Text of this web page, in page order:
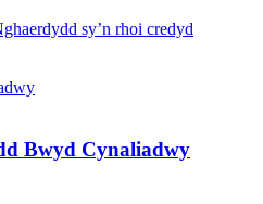
sy’n rhoi credyd
Bwyd Cynaliadwy